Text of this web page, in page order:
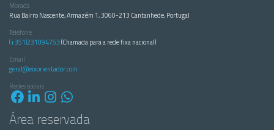
Morada
Rua Bairro Nascente, Armazém 1, 3060-213 Cantanhede, Portugal
Telefone
(+351)231094753(Chamada para a rede fixa nacional)
Email
geral@eixorientador.com
Redes sociais
Área reservada